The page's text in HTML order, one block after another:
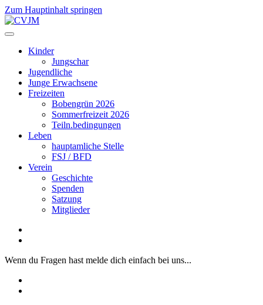
Zum Hauptinhalt springen
Kinder
Jungschar
Jugendliche
Junge Erwachsene
Freizeiten
Bobengrün 2026
Sommerfreizeit 2026
Teiln.bedingungen
Leben
hauptamliche Stelle
FSJ / BFD
Verein
Geschichte
Spenden
Satzung
Mitglieder
Wenn du Fragen hast melde dich einfach bei uns...